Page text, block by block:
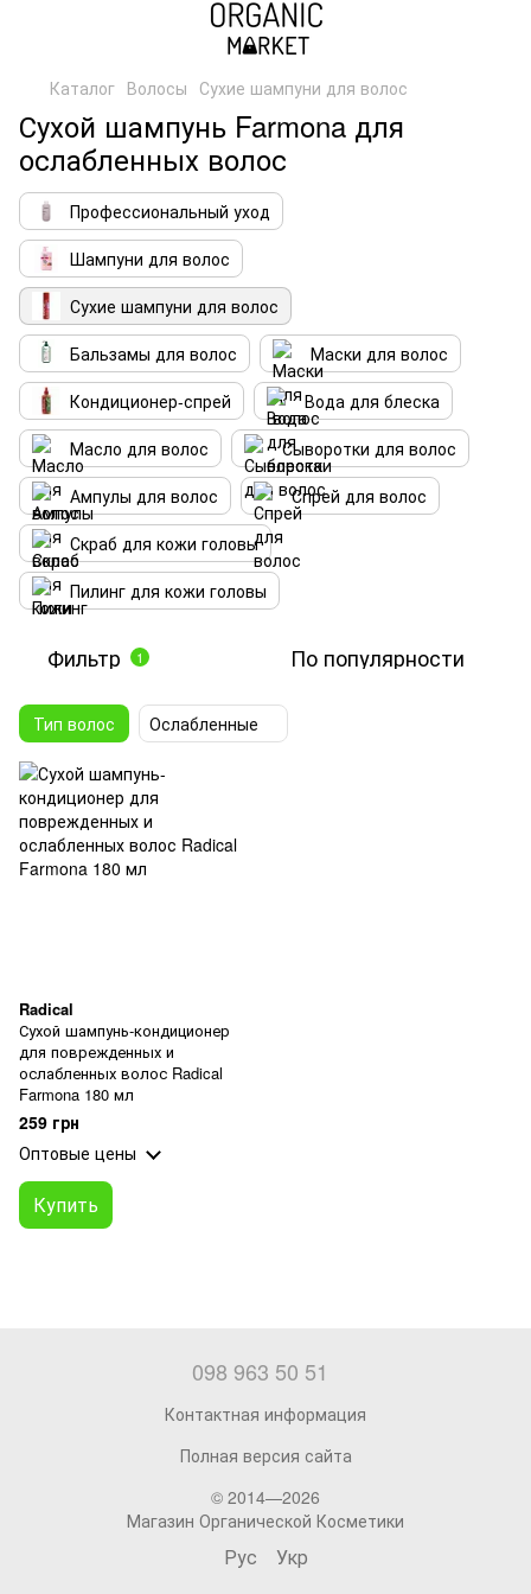
Каталог Волосы Сухие шампуни для волос
Сухой шампунь Farmona для
ослабленных волос
Профессиональный уход
Шампуни для волос
Сухие шампуни для волос
Бальзамы для волос
Маски для волос
Кондиционер-спрей
Вода для блеска
Масло для волос
Сыворотки для волос
Ампулы для волос
Спрей для волос
Скраб для кожи головы
Пилинг для кожи головы
Фильтр 1 По популярности
Тип волос Ослабленные
Radical
Сухой шампунь-кондиционер
для поврежденных и
ослабленных волос Radical
Farmona 180 мл
259 грн
Оптовые цены
Купить
098 963 50 51
Контактная информация
Полная версия сайта
© 2014—2026
Магазин Органической Косметики
Рус Укр